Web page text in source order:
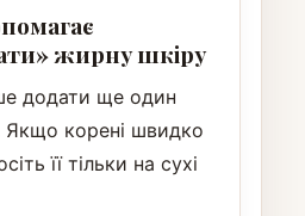
жирну шкіру
додати ще один
Якщо корені швидко
її тільки на сухі